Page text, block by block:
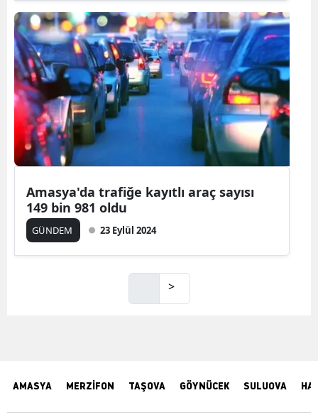
Amasya'da trafiğe kayıtlı araç sayısı
149 bin 981 oldu
GÜNDEM 23 Eylül 2024
>
AMASYA MERZİFON TAŞOVA GÖYNÜCEK SULUOVA